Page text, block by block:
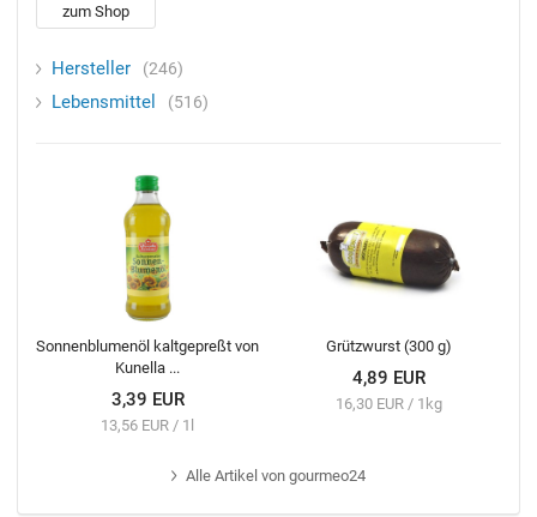
zum Shop
Hersteller 246
Lebensmittel 516
Sonnenblumenöl kaltgepreßt von
Kunella ...
3,39 EUR
13,56 EUR / 1l
Grützwurst (300 g)
4,89 EUR
16,30 EUR / 1kg
AlleArtikel von gourmeo24